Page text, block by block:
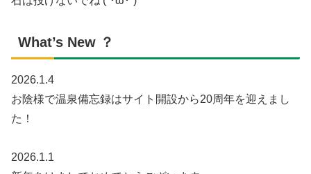
What’s New ？
2026.1.4
お陰様で温泉備忘録はサイト開設から20周年を迎えまし
た！
2026.1.1